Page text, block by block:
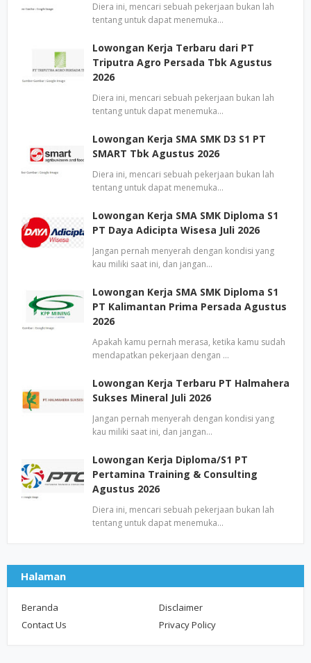
Diera ini, mencari sebuah pekerjaan bukan lah
tentang untuk dapat menemuka…
Lowongan Kerja Terbaru dari PT
Triputra Agro Persada Tbk Agustus
2026
Diera ini, mencari sebuah pekerjaan bukan lah
tentang untuk dapat menemuka…
Lowongan Kerja SMA SMK D3 S1 PT
SMART Tbk Agustus 2026
Diera ini, mencari sebuah pekerjaan bukan lah
tentang untuk dapat menemuka…
Lowongan Kerja SMA SMK Diploma S1
PT Daya Adicipta Wisesa Juli 2026
Jangan pernah menyerah dengan kondisi yang
kau miliki saat ini, dan jangan…
Lowongan Kerja SMA SMK Diploma S1
PT Kalimantan Prima Persada Agustus
2026
Apakah kamu pernah merasa, ketika kamu sudah
mendapatkan pekerjaan dengan …
Lowongan Kerja Terbaru PT Halmahera
Sukses Mineral Juli 2026
Jangan pernah menyerah dengan kondisi yang
kau miliki saat ini, dan jangan…
Lowongan Kerja Diploma/S1 PT
Pertamina Training & Consulting
Agustus 2026
Diera ini, mencari sebuah pekerjaan bukan lah
tentang untuk dapat menemuka…
Halaman
Beranda
Disclaimer
Contact Us
Privacy Policy